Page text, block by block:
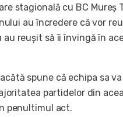
stagională cu BC Mureș
au încredere că vor
au reușit să îi învingă în
spune că echipa sa va
partidelor din
penultimul act.